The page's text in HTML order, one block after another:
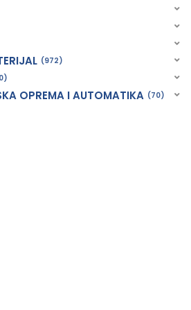
972
0
OPREMA I AUTOMATIKA 70